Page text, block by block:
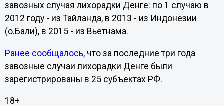
завозных случая лихорадки Денге: по 1 случаю в
2012 году - из Тайланда, в 2013 - из Индонезии
(о.Бали), в 2015 - из Вьетнама.
Ранее сообщалось, что за последние три года
завозные случаи лихорадки Денге были
зарегистрированы в 25 субъектах РФ.
18+